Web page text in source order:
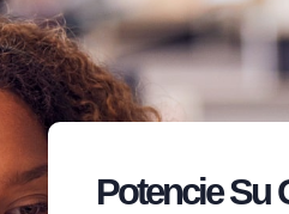
Potencie Su